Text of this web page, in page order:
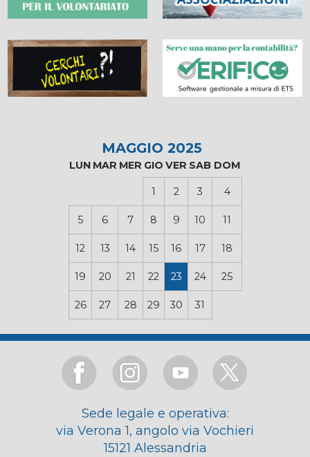
MAGGIO 2025
LUN MAR MER GIO VER SAB DOM
1 2 3 4
5 6 7 8 9 10 11
12 13 14 15 16 17 18
19 20 21 22 23 24 25
26 27 28 29 30 31
Sede legale e operativa:
via Verona 1, angolo via Vochieri
15121 Alessandria